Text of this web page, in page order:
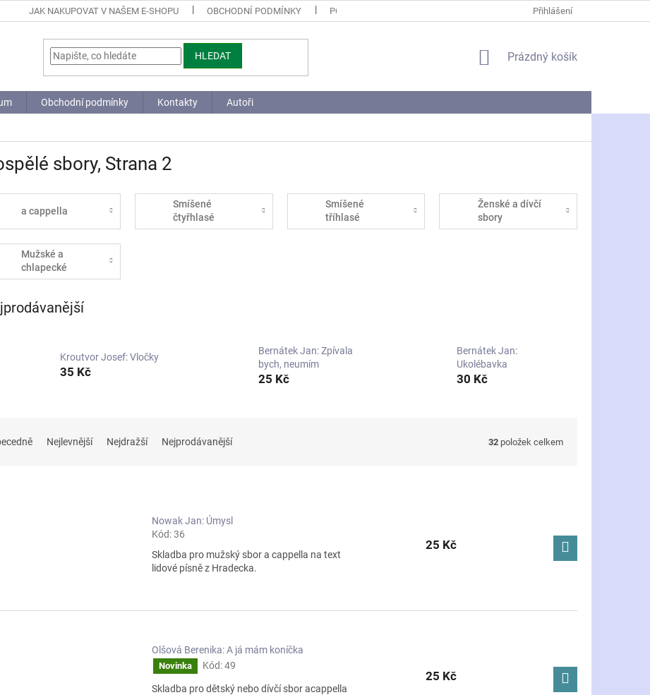
JAK NAKUPOVAT V NAŠEM E-SHOPU OBCHODNÍ PODMÍNKY PODMÍNKY OCHRANY OSOBNÍCH ÚDAJŮ Přihlášení
HLEDAT
NÁKUPNÍ
Prázdný košík
Obchodní podmínky Kontakty Autoři
sbory, Strana 2
a cappella
Smíšené
čtyřhlasé
(SATB)
Smíšené
tříhlasé
(SABar)
Ženské a dívčí
sbory
Mužské a
chlapecké
sbory
Kroutvor Josef: Vločky
35 Kč
Bernátek Jan: Zpívala
bych, neumím
25 Kč
Bernátek Jan:
Ukolébavka
30 Kč
Nejlevnější Nejdražší Nejprodávanější 32 položek celkem
Nowak Jan: Úmysl
Kód:36
Skladba pro mužský sbor a cappella na text
lidové písně z Hradecka.
25 Kč
Olšová Berenika: A já mám koníčka
Novinka Kód:49
Skladba pro dětský nebo dívčí sbor acappella
25 Kč